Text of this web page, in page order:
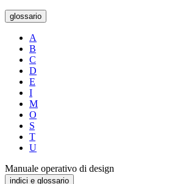
glossario
A
B
C
D
E
I
M
O
S
T
U
Manuale operativo di design
indici e glossario